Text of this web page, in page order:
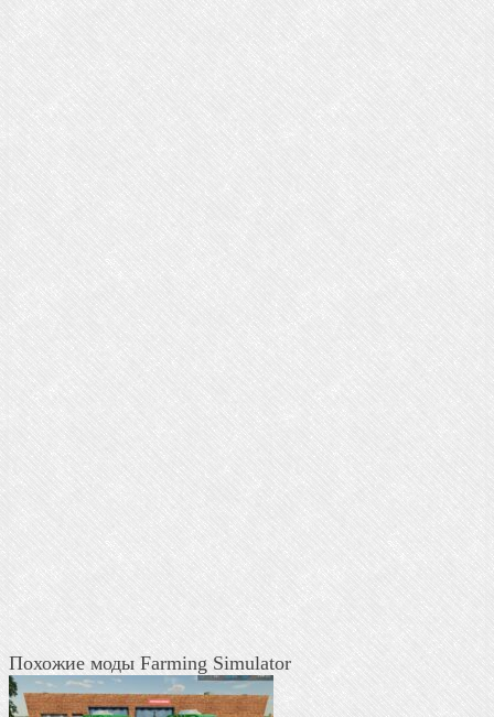
Похожие моды Farming Simulator